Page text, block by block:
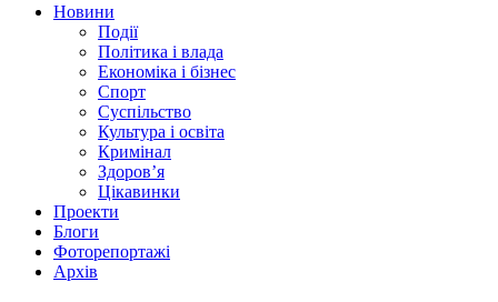
Новини
Події
Політика і влада
Економіка і бізнес
Спорт
Суспільство
Культура і освіта
Кримінал
Здоров’я
Цікавинки
Проекти
Блоги
Фоторепортажі
Архів